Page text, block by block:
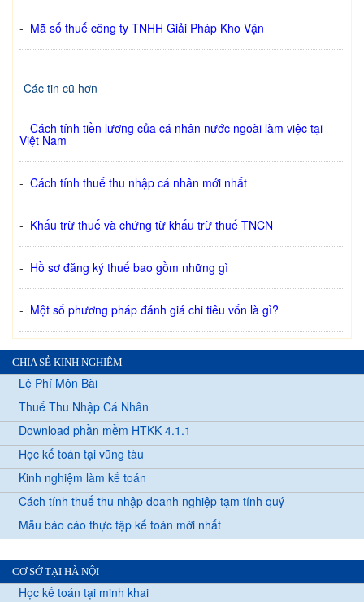
- Mã số thuế công ty TNHH Giải Pháp Kho Vận
Các tin cũ hơn
- Cách tính tiền lương của cá nhân nước ngoài làm việc tại
Việt Nam
- Cách tính thuế thu nhập cá nhân mới nhất
- Khấu trừ thuế và chứng từ khấu trừ thuế TNCN
- Hồ sơ đăng ký thuế bao gồm những gì
- Một số phương pháp đánh giá chi tiêu vốn là gì?
CHIA SẺ KINH NGHIỆM
Lệ Phí Môn Bài
Thuế Thu Nhập Cá Nhân
Download phần mềm HTKK 4.1.1
Học kế toán tại vũng tàu
Kinh nghiệm làm kế toán
Cách tính thuế thu nhập doanh nghiệp tạm tính quý
Mẫu báo cáo thực tập kế toán mới nhất
CƠ SỞ TẠI HÀ NỘI
Học kế toán tại minh khai